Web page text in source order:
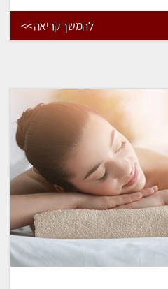
להמשך קריאה >>